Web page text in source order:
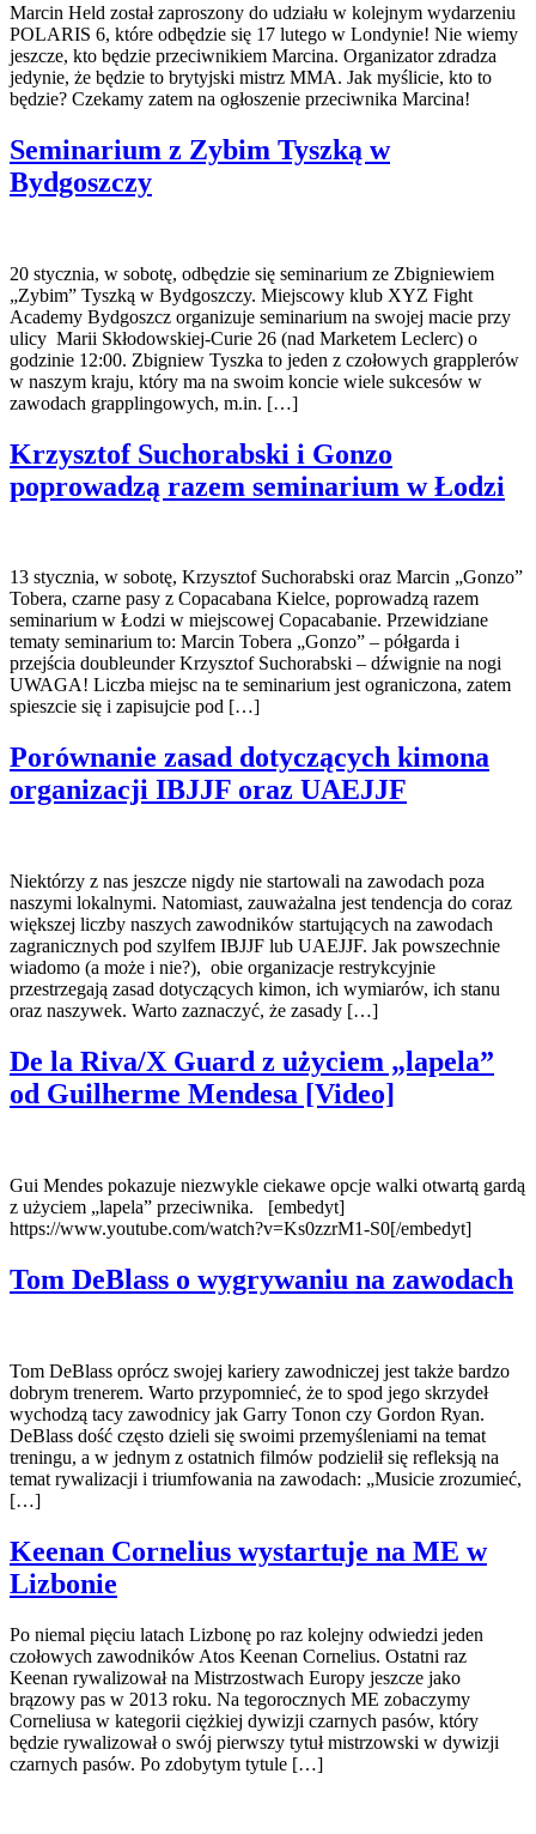
Marcin Held został zaproszony do udziału w kolejnym wydarzeniu
POLARIS 6, które odbędzie się 17 lutego w Londynie! Nie wiemy
jeszcze, kto będzie przeciwnikiem Marcina. Organizator zdradza
jedynie, że będzie to brytyjski mistrz MMA. Jak myślicie, kto to
będzie? Czekamy zatem na ogłoszenie przeciwnika Marcina!
Seminarium z Zybim Tyszką w
Bydgoszczy
20 stycznia, w sobotę, odbędzie się seminarium ze Zbigniewiem
„Zybim” Tyszką w Bydgoszczy. Miejscowy klub XYZ Fight
Academy Bydgoszcz organizuje seminarium na swojej macie przy
ulicy Marii Skłodowskiej-Curie 26 (nad Marketem Leclerc) o
godzinie 12:00. Zbigniew Tyszka to jeden z czołowych grapplerów
w naszym kraju, który ma na swoim koncie wiele sukcesów w
zawodach grapplingowych, m.in. […]
Krzysztof Suchorabski i Gonzo
poprowadzą razem seminarium w Łodzi
13 stycznia, w sobotę, Krzysztof Suchorabski oraz Marcin „Gonzo”
Tobera, czarne pasy z Copacabana Kielce, poprowadzą razem
seminarium w Łodzi w miejscowej Copacabanie. Przewidziane
tematy seminarium to: Marcin Tobera „Gonzo” – półgarda i
przejścia doubleunder Krzysztof Suchorabski – dźwignie na nogi
UWAGA! Liczba miejsc na te seminarium jest ograniczona, zatem
spieszcie się i zapisujcie pod […]
Porównanie zasad dotyczących kimona
organizacji IBJJF oraz UAEJJF
Niektórzy z nas jeszcze nigdy nie startowali na zawodach poza
naszymi lokalnymi. Natomiast, zauważalna jest tendencja do coraz
większej liczby naszych zawodników startujących na zawodach
zagranicznych pod szylfem IBJJF lub UAEJJF. Jak powszechnie
wiadomo (a może i nie?), obie organizacje restrykcyjnie
przestrzegają zasad dotyczących kimon, ich wymiarów, ich stanu
oraz naszywek. Warto zaznaczyć, że zasady […]
De la Riva/X Guard z użyciem „lapela”
od Guilherme Mendesa [Video]
Gui Mendes pokazuje niezwykle ciekawe opcje walki otwartą gardą
z użyciem „lapela” przeciwnika. [embedyt]
https://www.youtube.com/watch?v=Ks0zzrM1-S0[/embedyt]
Tom DeBlass o wygrywaniu na zawodach
Tom DeBlass oprócz swojej kariery zawodniczej jest także bardzo
dobrym trenerem. Warto przypomnieć, że to spod jego skrzydeł
wychodzą tacy zawodnicy jak Garry Tonon czy Gordon Ryan.
DeBlass dość często dzieli się swoimi przemyśleniami na temat
treningu, a w jednym z ostatnich filmów podzielił się refleksją na
temat rywalizacji i triumfowania na zawodach: „Musicie zrozumieć,
[…]
Keenan Cornelius wystartuje na ME w
Lizbonie
Po niemal pięciu latach Lizbonę po raz kolejny odwiedzi jeden
czołowych zawodników Atos Keenan Cornelius. Ostatni raz
Keenan rywalizował na Mistrzostwach Europy jeszcze jako
brązowy pas w 2013 roku. Na tegorocznych ME zobaczymy
Corneliusa w kategorii ciężkiej dywizji czarnych pasów, który
będzie rywalizował o swój pierwszy tytuł mistrzowski w dywizji
czarnych pasów. Po zdobytym tytule […]